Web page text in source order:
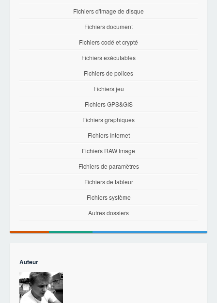
Fichiers d'image de disque
Fichiers document
Fichiers codé et crypté
Fichiers exécutables
Fichiers de polices
Fichiers jeu
Fichiers GPS&GIS
Fichiers graphiques
Fichiers Internet
Fichiers RAW Image
Fichiers de paramètres
Fichiers de tableur
Fichiers système
Autres dossiers
Auteur